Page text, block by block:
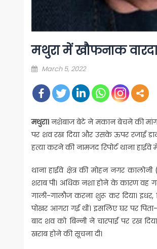
मथुरा में खौफनाक
Posted
March 5, 2022
मथुरा। नशेबाज बेटे ने मकान बेचने की मांग
पर शव रख दिया और उसके ऊपर रजाई
हत्या करने की नामजद रिपोर्ट थाना
थाना हाईवे क्षेत्र की मोहन नगर
शराब पी। अधिक नशा होने के कारण वह
गाली-गालौज करना शुरू कर दिया।
पोखर आगरा गई थीं। इसलिए घर पर
बाद शव को बिन्नी ने चारपाई पर रख
खराब होने की सूचना दी।